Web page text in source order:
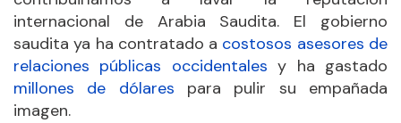
internacional de Arabia Saudita. El gobierno
saudita ya ha contratado a costosos asesores de
relaciones públicas occidentales y ha gastado
millones de dólares para pulir su empañada
imagen.